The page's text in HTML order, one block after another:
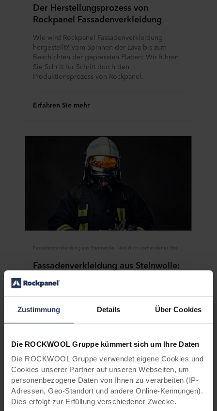
Zustimmung Details Über Cookies
Die ROCKWOOL Gruppe kümmert sich um Ihre Daten
Die ROCKWOOL Gruppe verwendet eigene Cookies und
Cookies unserer Partner auf unseren Webseiten, um
personenbezogene Daten von Ihnen zu verarbeiten (IP-
Adressen, Geo-Standort und andere Online-Kennungen).
Dies erfolgt zur Erfüllung verschiedener Zwecke.
Der Herstellungsprozess von
Rockpanel Fassadenverkleidung
Wie wird Rockpanel Fassadenverkleidung
hergestellt? Vom Spinnen der Lava bis zum
Beschichten der gepressten Platten: Wir führen
Sie Schritt für Schritt durch den
Produktionsprozess von Rockpanel.
Erfahren Sie mehr
Fassadenverkleidung aus Steinwolle:
Eine der vielen von Natur aus vorhandenen
Stärken von Rockpanel Fassadenverkleidung ist
ihre Brandbeständigkeit. Und da Rockpanel von
Natur aus brandsicher ist, brauchen wir keine
darüber, wie unser natürlich integrierter
beiträgt.
Erfahren Sie mehr